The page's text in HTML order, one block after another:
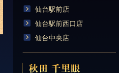
仙台駅前店
仙台駅前西口店
仙台中央店